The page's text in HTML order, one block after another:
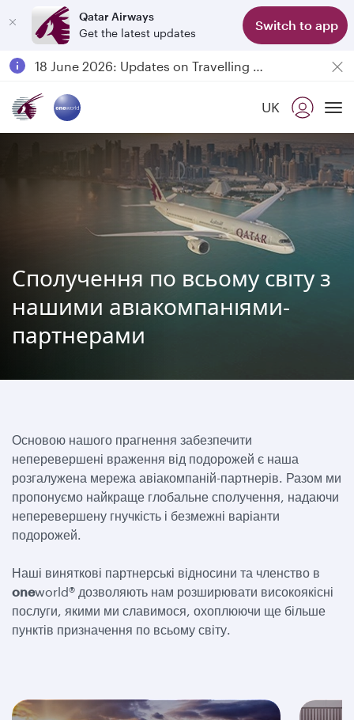
Qatar Airways
Get the latest updates
Switch to app
Passengers flying between Doha and Auckland on QR914 and QR915
18 June 2026: Updates on Travelling with Power Banks
UK
Сполучення по всьому світу з
нашими авіакомпаніями-
партнерами
Основою нашого прагнення забезпечити
неперевершені враження від подорожей є наша
розгалужена мережа авіакомпаній-партнерів. Разом ми
пропонуємо найкраще глобальне сполучення, надаючи
неперевершену гнучкість і безмежні варіанти
подорожей.
Наші виняткові партнерські відносини та членство в
oneworld® дозволяють нам розширювати високоякісні
послуги, якими ми славимося, охоплюючи ще більше
пунктів призначення по всьому світу.